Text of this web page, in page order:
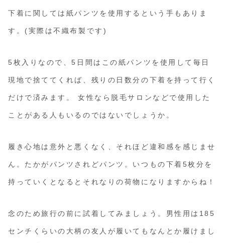
下着に関しては紙パンツを使用するという手もありま
す。(実際は不織布製です)
5枚入りなので、5日間はこの紙パンツを使用して毎日
現地で捨ててくれば、残りの日数分の下着を持って行く
だけで済みます。 女性なら脱毛サロンなどで使用した
ことがある人もいるのではないでしょうか。
履き心地は意外と悪くなく、それほど違和感を感じませ
ん。たかがパンツされどパンツ。いつもの下着5枚分を
持っていくとなるとそれなりの荷物になりますからね！
念のため旅行の前に試着してみましょう。男性用は185
センチくらいの大柄の友人が履いてもなんとか履けまし